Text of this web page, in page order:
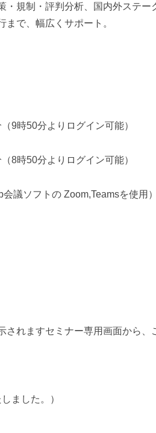
・規制・評判分析、国内外ステ
で、幅広くサポート。
9時50分よりログイン可能）
8時50分よりログイン可能）
会議ソフトの Zoom,Teamsを使用）
されますセミナー専用画面から、
ました。）